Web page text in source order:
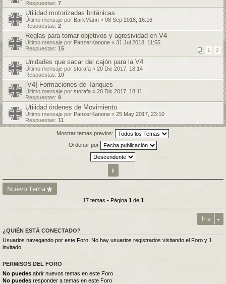
Respuestas: 7
Utilidad motorizadas británicas
Último mensaje por BarkMann « 08 Sep 2018, 16:16
Respuestas: 2
Reglas para tomar objetivos y agresividad en V4
Último mensaje por PanzerKanone « 31 Jul 2018, 11:55
Respuestas: 15 1 2
Unidades que sacar del cajón para la V4
Último mensaje por storafa « 20 Dic 2017, 18:14
Respuestas: 10
[V4] Formaciones de Tanques
Último mensaje por storafa « 20 Dic 2017, 18:11
Respuestas: 9
Utilidad órdenes de Movimiento
Último mensaje por PanzerKanone « 25 May 2017, 23:10
Respuestas: 11
Mostrar temas previos:
Ordenar por
Nuevo Tema
17 temas • Página 1de 1
Ir a
¿QUIÉN ESTÁ CONECTADO?
Usuarios navegando por este Foro: No hay usuarios registrados visitando el Foro y 1
invitado
PERMISOS DEL FORO
No puedes abrir nuevos temas en este Foro
No puedes responder a temas en este Foro